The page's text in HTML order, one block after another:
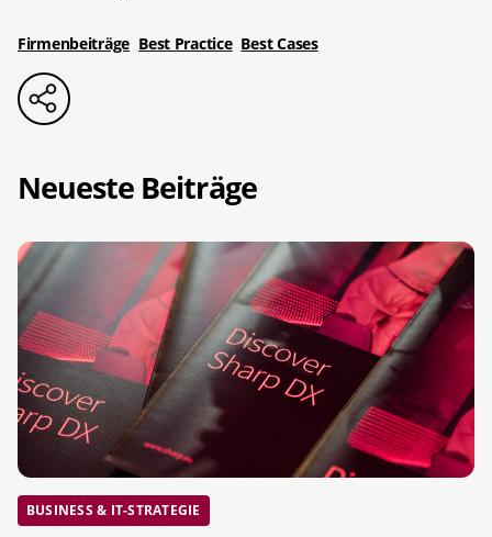
Firmenbeiträge Best Practice Best Cases
Neueste Beiträge
BUSINESS & IT-STRATEGIE